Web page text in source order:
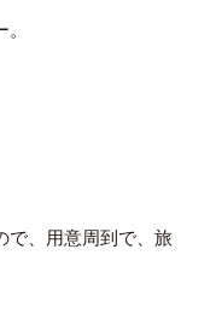
で、用意周到で、旅